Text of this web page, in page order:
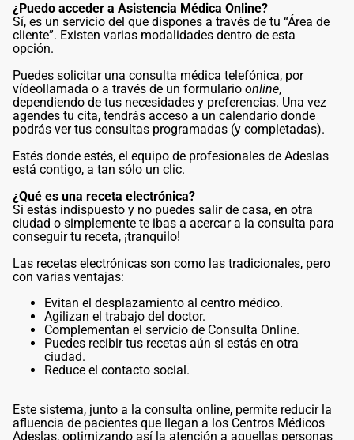
¿Puedo acceder a Asistencia Médica Online?
Sí, es un servicio del que dispones a través de tu “Área de
cliente”. Existen varias modalidades dentro de esta
opción.
Puedes solicitar una consulta médica telefónica, por
vídeollamada o a través de un formulario online,
dependiendo de tus necesidades y preferencias. Una vez
agendes tu cita, tendrás acceso a un calendario donde
podrás ver tus consultas programadas (y completadas).
Estés donde estés, el equipo de profesionales de Adeslas
está contigo, a tan sólo un clic.
¿Qué es una receta electrónica?
Si estás indispuesto y no puedes salir de casa, en otra
ciudad o simplemente te ibas a acercar a la consulta para
conseguir tu receta, ¡tranquilo!
Las recetas electrónicas son como las tradicionales, pero
con varias ventajas:
Evitan el desplazamiento al centro médico.
Agilizan el trabajo del doctor.
Complementan el servicio de Consulta Online.
Puedes recibir tus recetas aún si estás en otra
ciudad.
Reduce el contacto social.
Este sistema, junto a la consulta online, permite reducir la
afluencia de pacientes que llegan a los Centros Médicos
Adeslas, optimizando así la atención a aquellas personas